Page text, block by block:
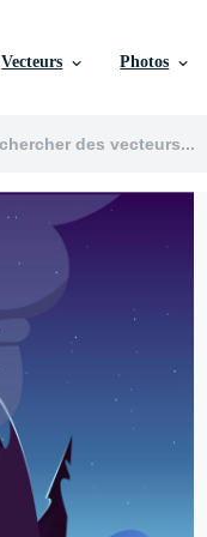
Vecteurs Photos